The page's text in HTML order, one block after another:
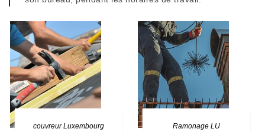
couvreur Luxembourg Ramonage LU